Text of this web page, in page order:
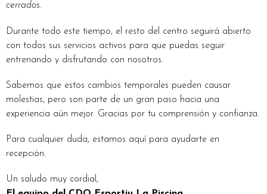
cerrados.
Durante todo este tiempo, el resto del centro seguirá abierto
con todos sus servicios activos para que puedas seguir
entrenando y disfrutando con nosotros.
Sabemos que estos cambios temporales pueden causar
molestias, pero son parte de un gran paso hacia una
experiencia aún mejor. Gracias por tu comprensión y confianza.
Para cualquier duda, estamos aquí para ayudarte en
recepción.
Un saludo muy cordial,